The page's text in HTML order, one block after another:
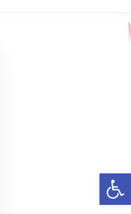
פתח סרגל נגישות